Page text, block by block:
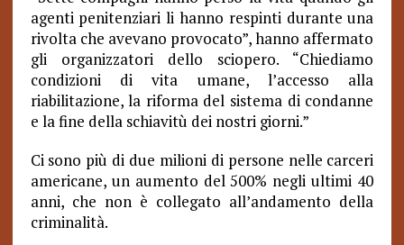
agenti penitenziari li hanno respinti durante una
rivolta che avevano provocato”, hanno affermato
gli organizzatori dello sciopero. “Chiediamo
condizioni di vita umane, l’accesso alla
riabilitazione, la riforma del sistema di condanne
e la fine della schiavitù dei nostri giorni.”
Ci sono più di due milioni di persone nelle carceri
americane, un aumento del 500% negli ultimi 40
anni, che non è collegato all’andamento della
criminalità.